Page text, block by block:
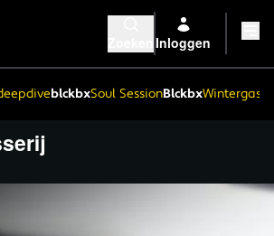
Inloggen
blckbxSoul SessionBlckbx